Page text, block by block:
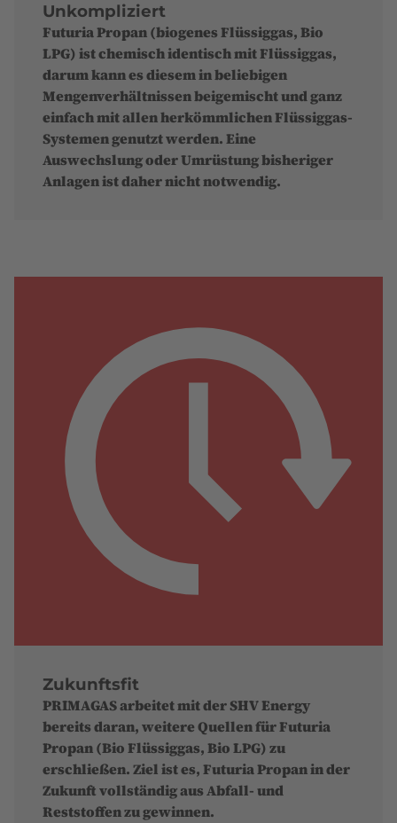
Unkompliziert
Futuria Propan (biogenes Flüssiggas, Bio
LPG) ist chemisch identisch mit Flüssiggas,
darum kann es diesem in beliebigen
Mengenverhältnissen beigemischt und ganz
einfach mit allen herkömmlichen Flüssiggas-
Systemen genutzt werden. Eine
Auswechslung oder Umrüstung bisheriger
Anlagen ist daher nicht notwendig.
Zukunftsfit
PRIMAGAS arbeitet mit der SHV Energy
bereits daran, weitere Quellen für Futuria
Propan (Bio Flüssiggas, Bio LPG) zu
erschließen. Ziel ist es, Futuria Propan in der
Zukunft vollständig aus Abfall- und
Reststoffen zu gewinnen.